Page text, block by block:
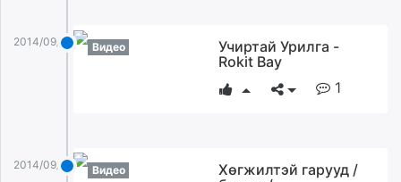
2014/09/03 Видео
Учиртай Урилга -
Rokit Bay
1
2014/09/03 Видео
Хөгжилтэй гарууд /